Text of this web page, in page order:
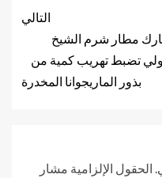
التالي
مطار شرم الشيخ
تضبط تهريب كمية من
بذور الماريجوانا المخدرة
الحقول الإلزامية مشار